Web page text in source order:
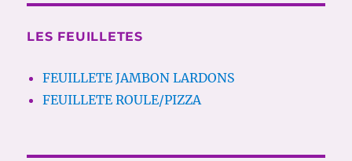
LES FEUILLETES
FEUILLETE JAMBON LARDONS
FEUILLETE ROULE/PIZZA